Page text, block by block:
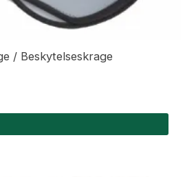
/ Beskytelseskrage